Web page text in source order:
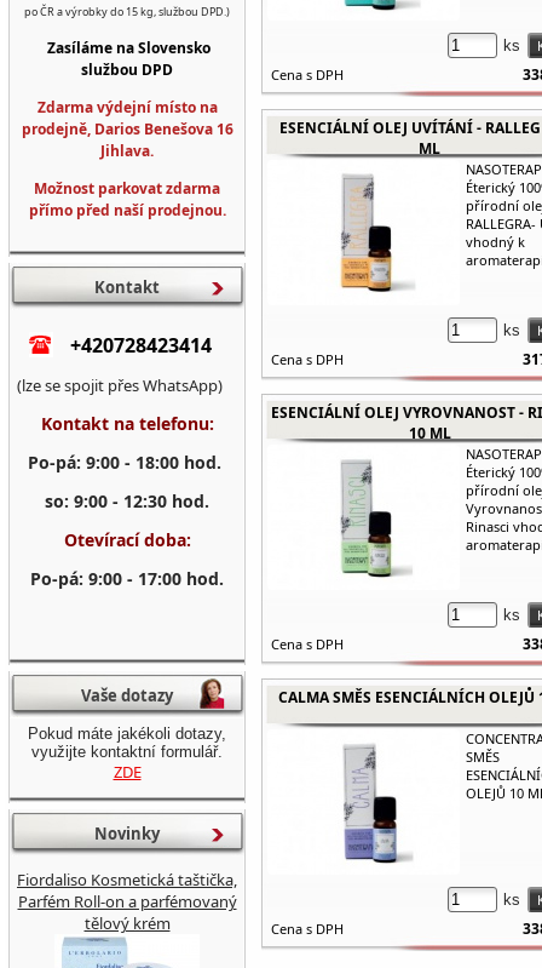
ks
Cena s DPH
ESENCIÁLNÍ OLEJ UVÍTÁNÍ -
ML
Éterický
přírodní
vhodný k
ks
Cena s DPH
ESENCIÁLNÍ OLEJ VYROVNANOST -
10 ML
Éterický
přírodní
Rinasci
ks
Cena s DPH
CALMA SMĚS ESENCIÁLNÍCH OLEJŮ
SMĚS
OLEJŮ 10
ks
Cena s DPH
po ČR a výrobky do 15 kg, službou DPD.)
Zasíláme na Slovensko
službou DPD
Zdarma výdejní místo na
prodejně, Darios Benešova 16
Jihlava.
Možnost parkovat zdarma
přímo před naší prodejnou.
Kontakt
+420728423414
(lze se spojit přes WhatsApp)
Kontakt na telefonu:
Po-pá: 9:00 - 18:00 hod.
so: 9:00 - 12:30 hod.
Otevírací doba:
Po-pá: 9:00 - 17:00 hod.
Vaše dotazy
Pokud máte jakékoli dotazy,
využijte kontaktní formulář.
ZDE
Novinky
Fiordaliso Kosmetická taštička,
Parfém Roll-on a parfémovaný
tělový krém